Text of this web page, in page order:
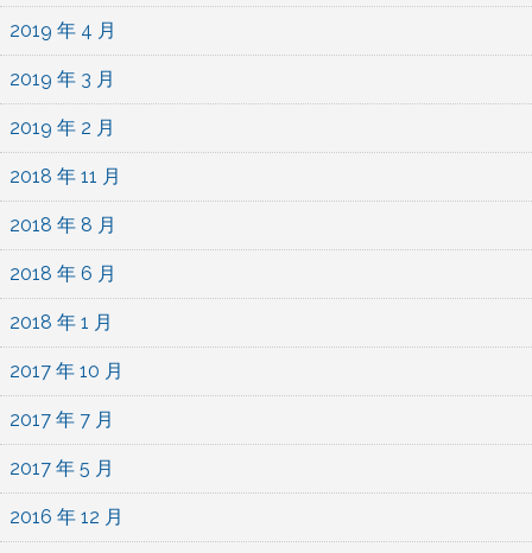
2019 年 4 月
2019 年 3 月
2019 年 2 月
2018 年 11 月
2018 年 8 月
2018 年 6 月
2018 年 1 月
2017 年 10 月
2017 年 7 月
2017 年 5 月
2016 年 12 月